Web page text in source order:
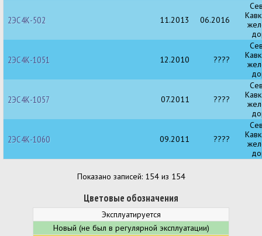
2ЭС4К-502 11.2013 06.2016
2ЭС4К-1051 12.2010 ????
2ЭС4К-1057 07.2011 ????
2ЭС4К-1060 09.2011 ????
Показано записей: 154 из 154
Цветовые обозначения
Эксплуатируется
Новый (не был в регулярной эксплуатации)